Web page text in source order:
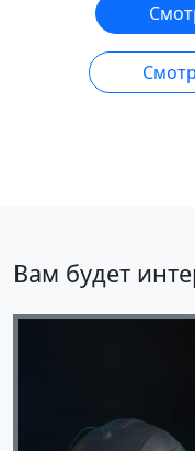
Вам будет